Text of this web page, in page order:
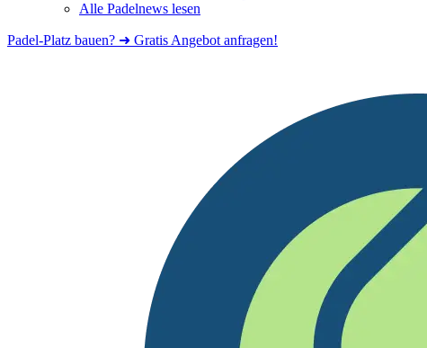
Alle Padelnews lesen
Padel-Platz bauen? ➜ Gratis Angebot anfragen!